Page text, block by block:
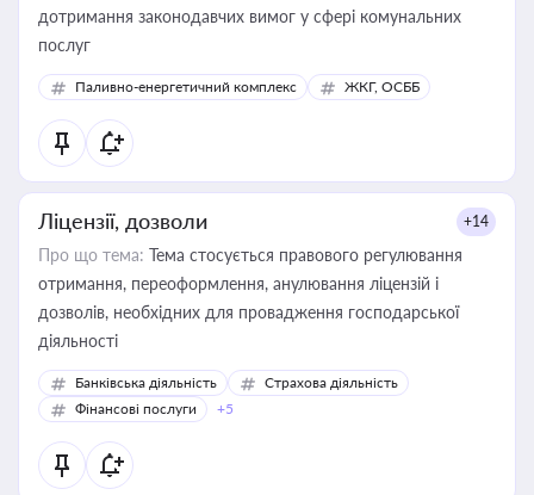
дотримання законодавчих вимог у сфері комунальних
послуг
Паливно-енергетичний комплекс ЖКГ, ОСББ
Ліцензії, дозволи +14
Про що тема: Тема стосується правового регулювання
отримання, переоформлення, анулювання ліцензій і
дозволів, необхідних для провадження господарської
діяльності
Банківська діяльність
Страхова діяльність
Фінансові послуги
+5